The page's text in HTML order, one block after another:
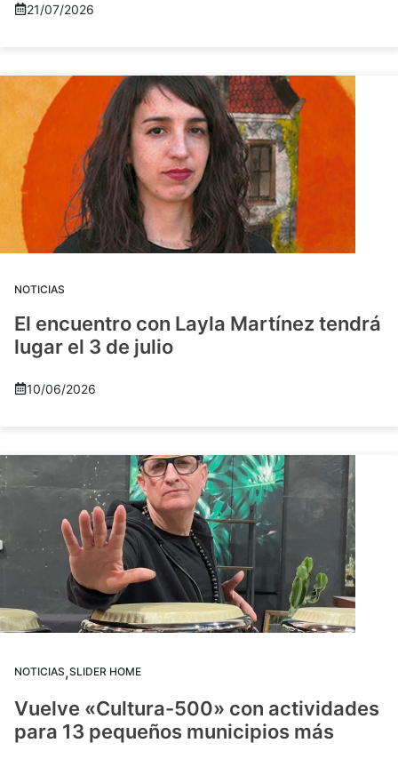
21/07/2026
NOTICIAS
El encuentro con Layla Martínez tendrá
lugar el 3 de julio
10/06/2026
NOTICIAS,SLIDER HOME
Vuelve «Cultura-500» con actividades
para 13 pequeños municipios más